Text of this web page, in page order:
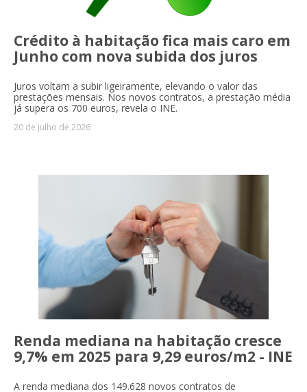
Crédito à habitação fica mais caro em
Junho com nova subida dos juros
Juros voltam a subir ligeiramente, elevando o valor das
prestações mensais. Nos novos contratos, a prestação média
já supera os 700 euros, revela o INE.
20 de julho de 2026
Renda mediana na habitação cresce
9,7% em 2025 para 9,29 euros/m2 - INE
A renda mediana dos 149.628 novos contratos de